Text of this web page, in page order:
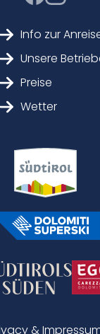
Info zur
Unsere
Preise
Wetter
&